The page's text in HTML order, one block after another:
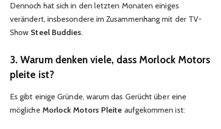
Dennoch hat sich in den letzten Monaten einiges
verändert, insbesondere im Zusammenhang mit der TV-
Show Steel Buddies.
3. Warum denken viele, dass Morlock Motors
pleite ist?
Es gibt einige Gründe, warum das Gerücht über eine
mögliche Morlock Motors Pleite aufgekommen ist: